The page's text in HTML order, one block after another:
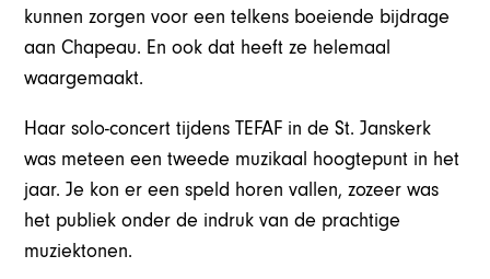
kunnen zorgen voor een telkens boeiende bijdrage
aan Chapeau. En ook dat heeft ze helemaal
waargemaakt.
Haar solo-concert tijdens TEFAF in de St. Janskerk
was meteen een tweede muzikaal hoogtepunt in het
jaar. Je kon er een speld horen vallen, zozeer was
het publiek onder de indruk van de prachtige
muziektonen.